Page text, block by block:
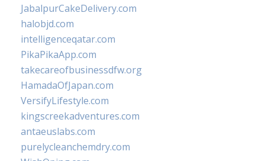
JabalpurCakeDelivery.com
halobjd.com
intelligenceqatar.com
PikaPikaApp.com
takecareofbusinessdfw.org
HamadaOfJapan.com
VersifyLifestyle.com
kingscreekadventures.com
antaeuslabs.com
purelycleanchemdry.com